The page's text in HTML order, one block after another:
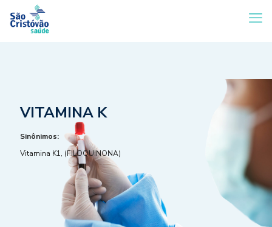
VITAMINA K
Sinônimos:
Vitamina K1, (FILOQUINONA)